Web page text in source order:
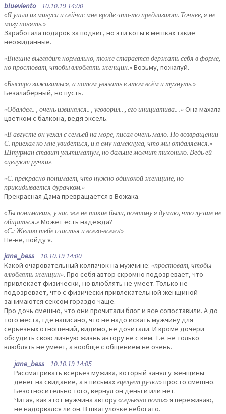
blueviento10.10.19 14:00
«Я ушла из минуса и сейчас мне вроде что-то предлагают. Точнее, я не
могу понять.»
Заработала подарок за подвиг, но эти коты в мешках такие
неожиданные.
«Внешне выглядит нормально, тоже старается держать себя в форме,
но простоват, чтобы влюблять женщин.»Возьму, пожалуй.
«Быстро зажигаться, а потом увязать в этом всём и тухнуть.»
Безалаберный, но пусть.
«Обалдел.. , очень извинялся.. , уговорил.. , его инициатива.. .»Она махала
цветком с балкона, ведя эксель.
«В августе он уехал с семьей на море, писал очень мало. По возвращении
С. приехал ко мне увидеться, и я ему намекнула, что мы отдаляемся.»
Штурман ставит ультиматум, но дальше молчит тихонько. Ведь ей
«целуют ручки».
«С. прекрасно понимает, что нужно одинокой женщине, но
прикидывается дурачком.»
Прекрасная Дама превращается в Вожака.
«Ты понимаешь, у нас же не такие были, поэтому я думаю, что лучше не
общаться.»Может есть надежда?
«С.: Желаю тебе счастья и всего-всего!»
Не-не, пойду я.
jane_bess 10.10.19 14:00
Какой очаровательный колпачок на мужчине: «простоват, чтобы
влюблять женщин». Про себя автор скромно подозревает, что
привлекает физически, но влюблять не умеет. Только не
подозревает, что с физически привлекательной женщиной
занимаются сексом гораздо чаще.
Про дочь смешно, что они прочитали блог и все сопоставили. А до
того места, где написано, что не надо искать мужчину для
серьезных отношений, видимо, не дочитали. И кроме дочери
обсудить свою личную жизнь автору не с кем. Т.е. не только
влюблять не умеет, а вообще с общением не очень.
jane_bess 10.10.19 14:05
Рассматривать всерьез мужика, который занял у женщины
денег на свидание, а в письмах«целует ручки»просто смешно.
Безотносительно того, вернул он деньги или нет.
Читая, как этот мужчина автору«серьезно помог»я переживаю,
не надорвался ли он. В шкатулочке небогато.